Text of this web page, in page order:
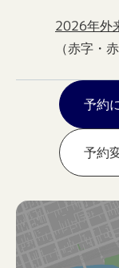
2026年外
（赤字・
予約
予約